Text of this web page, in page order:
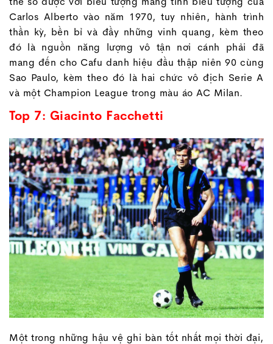
Carlos Alberto vào năm 1970, tuy nhiên, hành trình
thần kỳ, bền bỉ và đầy những vinh quang, kèm theo
đó là nguồn năng lượng vô tận nơi cánh phải đã
mang đến cho Cafu danh hiệu đầu thập niên 90 cùng
Sao Paulo, kèm theo đó là hai chức vô địch Serie A
và một Champion League trong màu áo AC Milan.
Top 7: Giacinto Facchetti
Một trong những hậu vệ ghi bàn tốt nhất mọi thời đại,